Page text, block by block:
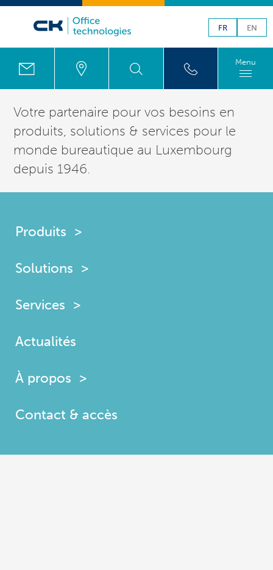
FR EN
Menu
Produits
Solutions
Services
Actualités
À propos
Contact & accès
Votre partenaire pour vos besoins en
produits, solutions & services pour le
monde bureautique au Luxembourg
depuis 1946.